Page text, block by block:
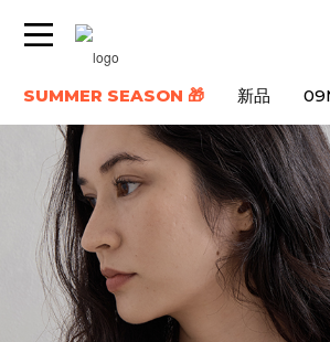
SUMMER SEASON 🎁 新品